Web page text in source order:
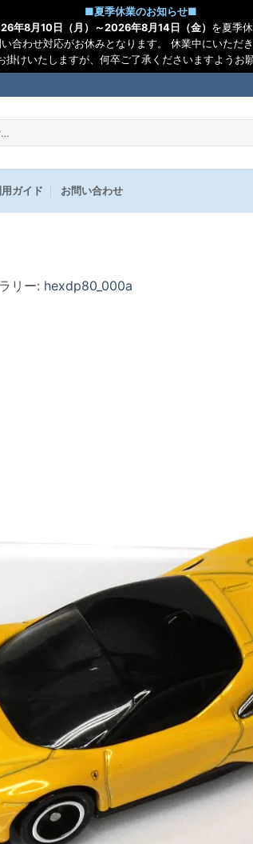
■夏季休業のお知らせ■
年8月10日（月）～2026年8月14日（金） を夏季
合わせ対応がお休みとなります。 休業中にいただ
掛けいたしますが、何卒ご了承くださいますようお
ガイド お問い合わせ
リー: hexdp80_000a